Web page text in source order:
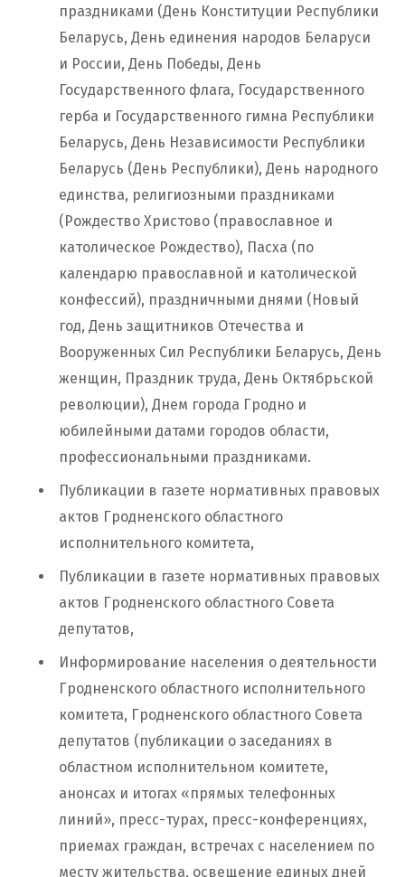
праздниками (День Конституции Республики
Беларусь, День единения народов Беларуси
и России, День Победы, День
Государственного флага, Государственного
герба и Государственного гимна Республики
Беларусь, День Независимости Республики
Беларусь (День Республики), День народного
единства, религиозными праздниками
(Рождество Христово (православное и
католическое Рождество), Пасха (по
календарю православной и католической
конфессий), праздничными днями (Новый
год, День защитников Отечества и
Вооруженных Сил Республики Беларусь, День
женщин, Праздник труда, День Октябрьской
революции), Днем города Гродно и
юбилейными датами городов области,
профессиональными праздниками.
Публикации в газете нормативных правовых
актов Гродненского областного
исполнительного комитета,
Публикации в газете нормативных правовых
актов Гродненского областного Совета
депутатов,
Информирование населения о деятельности
Гродненского областного исполнительного
комитета, Гродненского областного Совета
депутатов (публикации о заседаниях в
областном исполнительном комитете,
анонсах и итогах «прямых телефонных
линий», пресс-турах, пресс-конференциях,
приемах граждан, встречах с населением по
месту жительства, освещение единых дней